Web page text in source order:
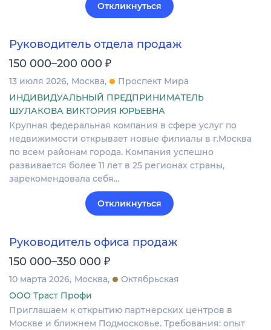
Откликнуться
Руководитель отдела продаж
150 000–200 000 ₽
13 июля 2026 Москва
Проспект Мира
ИНДИВИДУАЛЬНЫЙ ПРЕДПРИНИМАТЕЛЬ
ШУЛАКОВА ВИКТОРИЯ ЮРЬЕВНА
Крупная федеральная компания в сфере услуг по
недвижимости открывает новые филиалы в г.Москва
по всем районам города. Компания успешно
развивается более 11 лет в 25 регионах страны,
зарекомендовала себя…
Откликнуться
Руководитель офиса продаж
150 000–350 000 ₽
10 марта 2026 Москва
Октябрьская
ООО Траст Профи
Приглашаем к открытию партнерских центров в
Москве и ближнем Подмосковье. Требования: опыт